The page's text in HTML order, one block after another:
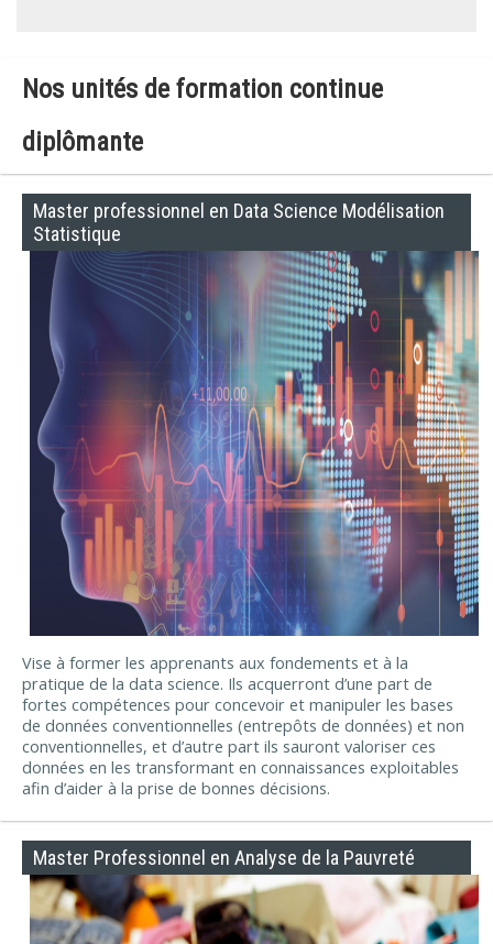
Nos unités de formation continue
diplômante
Master professionnel en Data Science Modélisation
Statistique
Vise à former les apprenants aux fondements et à la
pratique de la data science. Ils acquerront d’une part de
fortes compétences pour concevoir et manipuler les bases
de données conventionnelles (entrepôts de données) et non
conventionnelles, et d’autre part ils sauront valoriser ces
données en les transformant en connaissances exploitables
afin d’aider à la prise de bonnes décisions.
Master Professionnel en Analyse de la Pauvreté